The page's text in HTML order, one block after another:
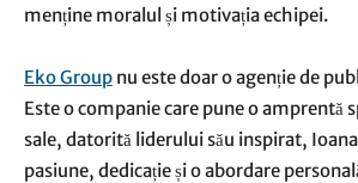
menține moralul și motivația echipei.
Eko Group nu este doar o agenție de
Este o companie care pune o amprentă
sale, datorită liderului său inspirat,
pasiune, dedicație și o abordare